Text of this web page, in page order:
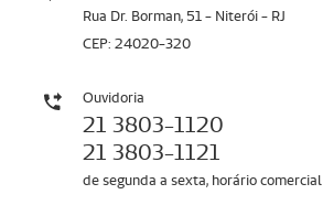
Rua Dr. Borman, 51 - Niterói - RJ
CEP: 24020-320
Ouvidoria
21 3803-1120
21 3803-1121
de segunda a sexta, horário comercial